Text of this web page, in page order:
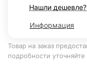
Нашли дешевле?
Информация
Товар на заказ
подробности